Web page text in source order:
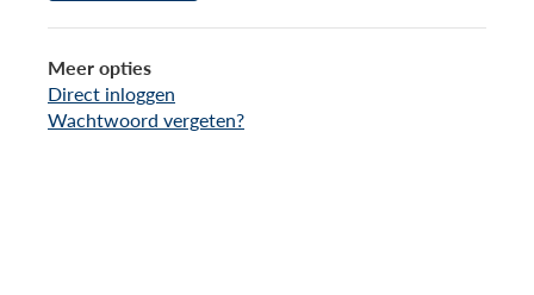
Meer opties
Direct inloggen
Wachtwoord vergeten?